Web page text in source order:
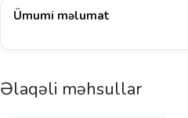
Ümumi məlumat
Əlaqəli məhsullar